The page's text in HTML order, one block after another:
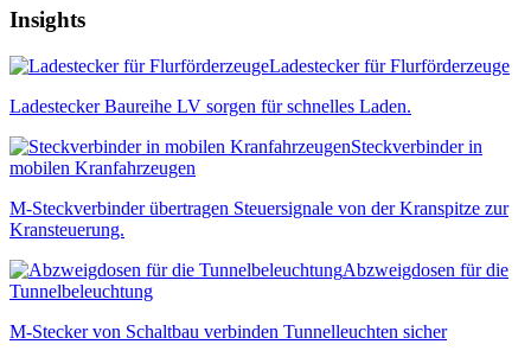
Insights
Ladestecker für Flurförderzeuge
Ladestecker Baureihe LV sorgen für schnelles Laden.
Steckverbinder in
mobilen Kranfahrzeugen
M-Steckverbinder übertragen Steuersignale von der Kranspitze zur
Kransteuerung.
Abzweigdosen für die
Tunnelbeleuchtung
M-Stecker von Schaltbau verbinden Tunnelleuchten sicher